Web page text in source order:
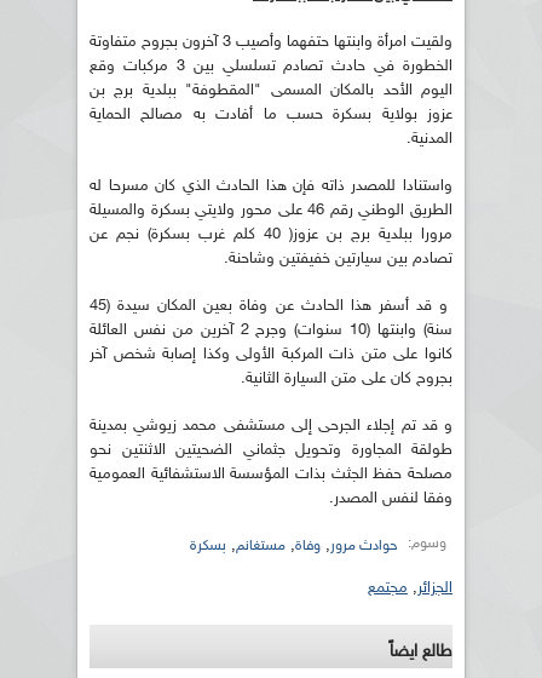
ولقيت امرأة وابنتها حتفهما وأصيب 3 آخرون بجروح متفاوتة
الخطورة في حادث تصادم تسلسلي بين 3 مركبات وقع
اليوم الأحد بالمكان المسمى "المقطوفة" ببلدية برج بن
عزوز بولاية بسكرة حسب ما أفادت به مصالح الحماية
المدنية.
واستنادا للمصدر ذاته فإن هذا الحادث الذي كان مسرحا له
الطريق الوطني رقم 46 على محور ولايتي بسكرة والمسيلة
مرورا ببلدية برج بن عزوز( 40 كلم غرب بسكرة) نجم عن
تصادم بين سيارتين خفيفتين وشاحنة.
و قد أسفر هذا الحادث عن وفاة بعين المكان سيدة (45
سنة) وابنتها (10 سنوات) وجرح 2 آخرين من نفس العائلة
كانوا على متن ذات المركبة الأولى وكذا إصابة شخص آخر
بجروح كان على متن السيارة الثانية.
و قد تم إجلاء الجرحى إلى مستشفى محمد زيوشي بمدينة
طولقة المجاورة وتحويل جثماني الضحيتين الاثنتين نحو
مصلحة حفظ الجثث بذات المؤسسة الاستشفائية العمومية
وفقا لنفس المصدر.
وسوم: حوادث مرور, وفاة, مستغانم, بسكرة
الجزائر, مجتمع
طالع ايضاً